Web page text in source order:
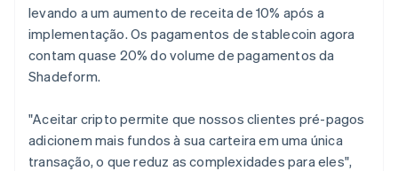
levando a um aumento de receita de 10% após a
implementação. Os pagamentos de stablecoin agora
contam quase 20% do volume de pagamentos da
Shadeform.
"Aceitar cripto permite que nossos clientes pré-pagos
adicionem mais fundos à sua carteira em uma única
transação, o que reduz as complexidades para eles",